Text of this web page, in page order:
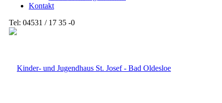
Kontakt
Tel: 04531 / 17 35 -0